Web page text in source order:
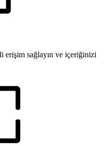
erişim sağlayın ve içeriğinizi